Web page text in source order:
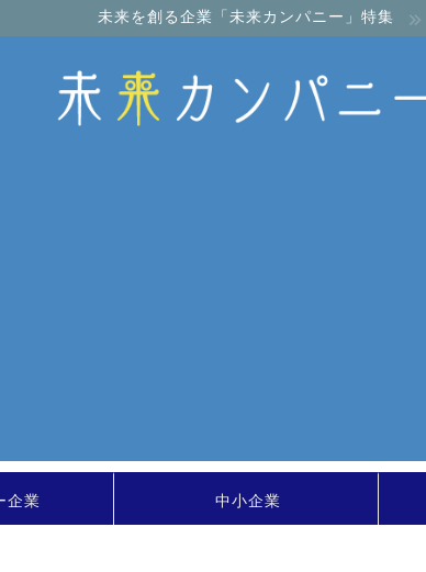
未来を創る企業「未来カンパニー」特集
企業 中小企業